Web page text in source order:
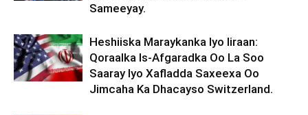
Sameeyay.
Heshiiska Maraykanka Iyo Iiraan:
Qoraalka Is-Afgaradka Oo La Soo
Saaray Iyo Xafladda Saxeexa Oo
Jimcaha Ka Dhacayso Switzerland.